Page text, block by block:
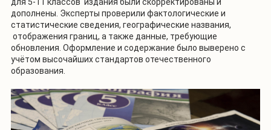
дополнены. Эксперты проверили фактологические и
статистические сведения, географические названия,
отображения границ, а также данные, требующие
обновления. Оформление и содержание было выверено с
учётом высочайших стандартов отечественного
образования.